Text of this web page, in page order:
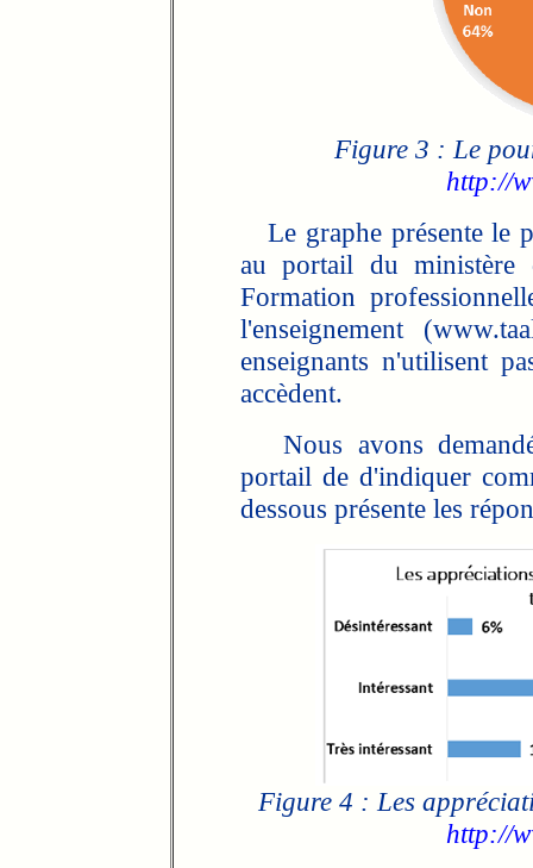
Figure 3 : Le
http://
Le graphe présente le
au portail du ministère
Formation
l'enseignement
enseignants n'utilisent
accèdent.
Nous avons
portail de d'indiquer
dessous présente les
Figure 4 : Les
http://